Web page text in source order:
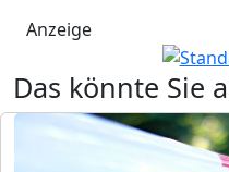
Anzeige
Das könnte Sie